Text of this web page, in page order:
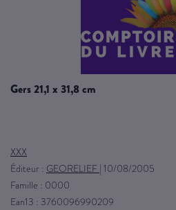
gers 21,1 x 31,8 cm
XXX
Éditeur : GEORELIEF 10/08/2005
Famille : 0000
Ean13 : 3760096990209